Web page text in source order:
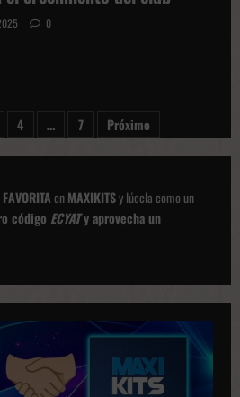
0
4 … 7 Próximo
enMAXIKITSy lúcela como un
código ECYATy aprovecha un